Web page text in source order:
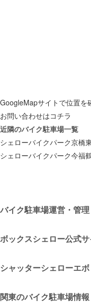
GoogleMapサイトで位置を
お問い合わせはコチラ
近隣のバイク駐車場一覧
シェローバイクパーク京橋
シェローバイクパーク今福
バイク駐車場運営・管理
ボックスシェロー公式サ
シャッターシェローエ
関東のバイク駐車場情報